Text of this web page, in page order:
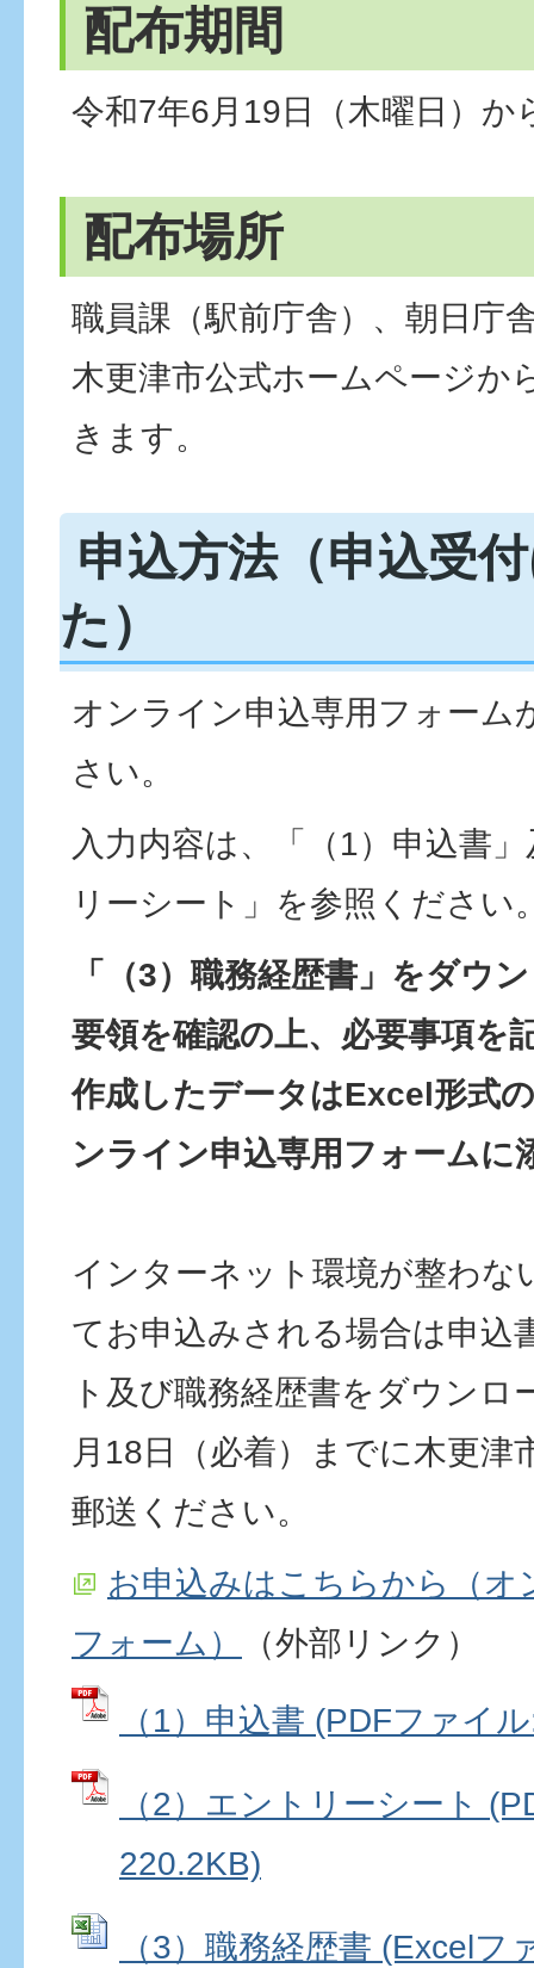
配布期間
令和7年6月19日（木曜日）か
配布場所
職員課（駅前庁舎）、朝日庁
木更津市公式ホームページか
きます。
申込方法（申込受
た）
オンライン申込専⽤フォーム
さい。
入力内容は、「（1）申込書
リーシート」を参照ください
「（3）職務経歴書」をダウ
要領を確認の上、必要事項を
作成したデータはExcel形式
ンライン申込専用フォームに
インターネット環境が整わな
てお申込みされる場合は申込
ト及び職務経歴書をダウンロ
⽉18⽇（必着）までに⽊更津
郵送ください。
お申込みはこちらから（オ
フォーム）
（外部リンク）
（1）申込書 (PDFファイ
（2）エントリーシート
220.2KB)
（3）職務経歴書 (Excelフ